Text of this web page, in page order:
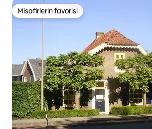
Misafirlerin favorisi
Misafirlerin favorisi